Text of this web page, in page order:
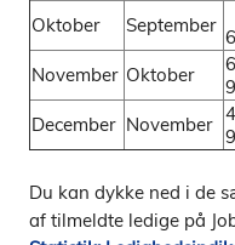
Oktober
September
November Oktober
December November
Du kan dykke ned i de
af tilmeldte ledige på